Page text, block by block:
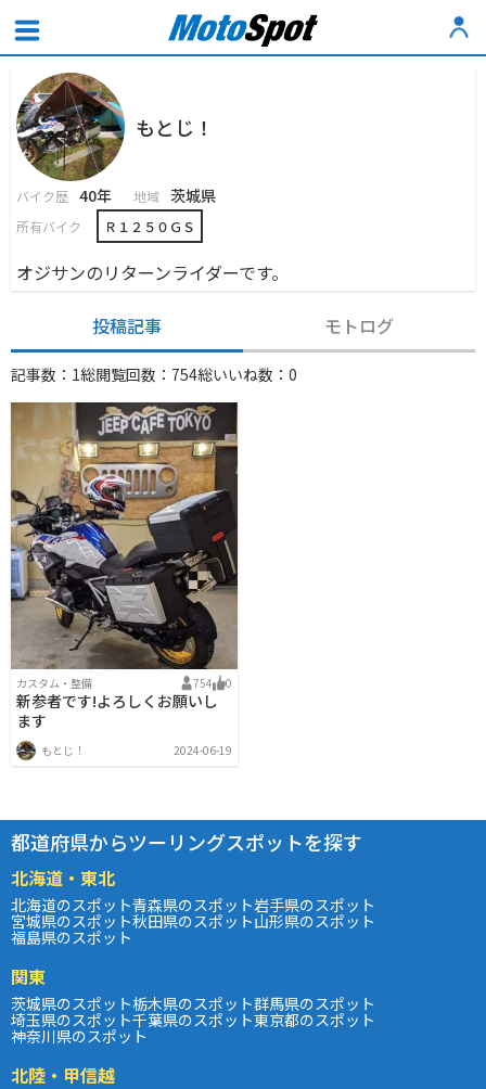
もとじ！
バイク歴 40年 地域 茨城県
所有バイク Ｒ１２５０ＧＳ
オジサンのリターンライダーです。
投稿記事 モトログ
記事数：1総閲覧回数：754総いいね数：0
カスタム・整備 754 0
新参者です!よろしくお願いし
ます
もとじ！ 2024-06-19
都道府県からツーリングスポットを探す
北海道・東北
北海道のスポット青森県のスポット岩手県のスポット
宮城県のスポット秋田県のスポット山形県のスポット
福島県のスポット
関東
茨城県のスポット栃木県のスポット群馬県のスポット
埼玉県のスポット千葉県のスポット東京都のスポット
神奈川県のスポット
北陸・甲信越